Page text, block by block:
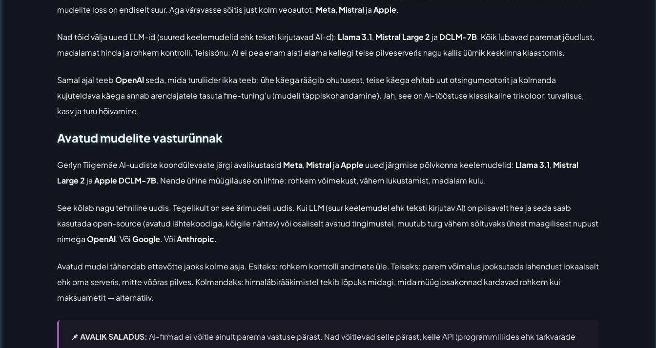
mudelite loss on endiselt suur. Aga väravasse sõitis just kolm veoautot: Meta, Mistral jaApple.
Nad tõid välja uued LLM-id (suured keelemudelid ehk teksti kirjutavad AI-d): Llama 3.1, Mistral Large 2 ja DCLM-7B. Kõik lubavad paremat jõudlust,
madalamat hinda ja rohkem kontrolli. Teisisõnu: AI ei pea enam alati elama kellegi teise pilveserveris nagu kallis üürnik kesklinna klaastornis.
Samal ajal teebOpenAIseda, mida turuliider ikka teeb: ühe käega räägib ohutusest, teise käega ehitab uut otsingumootorit ja kolmanda
kujuteldava käega annab arendajatele tasuta fine-tuning’u (mudeli täppiskohandamine). Jah, see on AI-tööstuse klassikaline trikoloor: turvalisus,
kasv ja turu hõivamine.
Avatud mudelite vasturünnak
Gerlyn Tiigemäe AI-uudiste koondülevaate järgi avalikustasid Meta, Mistral jaAppleuued järgmise põlvkonna keelemudelid: Llama 3.1, Mistral
Large 2 jaApple DCLM-7B. Nende ühine müügilause on lihtne: rohkem võimekust, vähem lukustamist, madalam kulu.
See kõlab nagu tehniline uudis. Tegelikult on see ärimudeli uudis. Kui LLM (suur keelemudel ehk teksti kirjutav AI) on piisavalt hea ja seda saab
kasutada open-source (avatud lähtekoodiga, kõigile nähtav) või osaliselt avatud tingimustel, muutub turg vähem sõltuvaks ühest maagilisest nupust
nimegaOpenAI. VõiGoogle. VõiAnthropic.
Avatud mudel tähendab ettevõtte jaoks kolme asja. Esiteks: rohkem kontrolli andmete üle. Teiseks: parem võimalus jooksutada lahendust lokaalselt
ehk oma serveris, mitte võõras pilves. Kolmandaks: hinnaläbirääkimistel tekib lõpuks midagi, mida müügiosakonnad kardavad rohkem kui
maksuametit — alternatiiv.
📌 AVALIK SALADUS: AI-firmad ei võitle ainult parema vastuse pärast. Nad võitlevad selle pärast, kelle API (programmiliides ehk tarkvarade